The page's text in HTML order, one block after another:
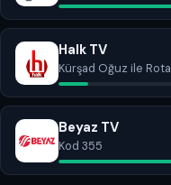
Halk TV
Kürşad Oğuz ile Rota
Beyaz TV
Kod 355